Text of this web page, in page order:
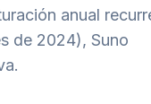
anual
de 2024), Suno